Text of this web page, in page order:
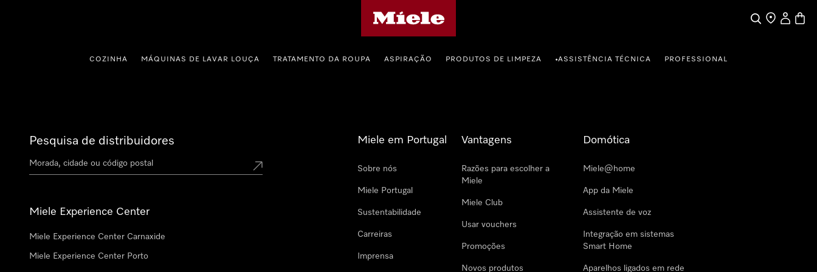
PesquisaEncontrar loja
A minha
COZINHA MÁQUINAS DE LAVAR LOUÇA TRATAMENTO DA ROUPA ASPIRAÇÃO PRODUTOS DE LIMPEZA •ASSISTÊNCIA TÉCNICA PROFESSIONAL
Pesquisa de distribuidores
Miele Experience Center
Miele Experience Center Carnaxide
Miele Experience Center Porto
Miele em Portugal
Sobre nós
Miele Portugal
Sustentabilidade
Carreiras
Imprensa
Vantagens
Razões para escolher a
Miele
Miele Club
Usar vouchers
Promoções
Novos produtos
Domótica
Miele@home
App da Miele
Assistente de voz
Integração em sistemas
Smart Home
Aparelhos ligados em rede